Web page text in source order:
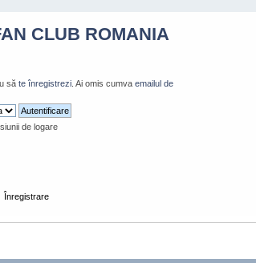
CLUB ROMANIA
să te înregistrezi . Ai omis cumva emailul de
de logare
Înregistrare